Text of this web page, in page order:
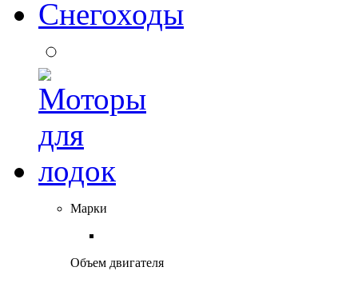
Марки
Объем двигателя